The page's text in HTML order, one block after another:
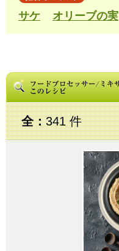
サケ オリーブの実
全：341 件